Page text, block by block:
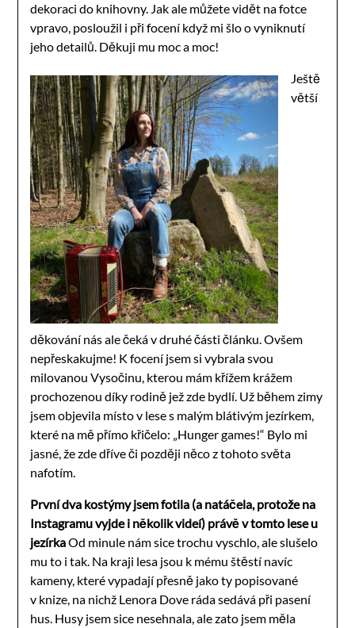
dekoraci do knihovny. Jak ale můžete vidět na fotce
vpravo, posloužil i při focení když mi šlo o vyniknutí
jeho detailů. Děkuji mu moc a moc!
Ještě
větší
děkování nás ale čeká v druhé části článku. Ovšem
nepřeskakujme! K focení jsem si vybrala svou
milovanou Vysočinu, kterou mám křížem krážem
prochozenou díky rodině jež zde bydlí. Už během zimy
jsem objevila místo v lese s malým blátivým jezírkem,
které na mě přímo křičelo: „Hunger games!“ Bylo mi
jasné, že zde dříve či později něco z tohoto světa
nafotím.
První dva kostýmy jsem fotila (a natáčela, protože na
Instagramu vyjde i několik videí) právě v tomto lese u
jezírkaOd minule nám sice trochu vyschlo, ale slušelo
mu to i tak. Na kraji lesa jsou k mému štěstí navíc
kameny, které vypadají přesně jako ty popisované
v knize, na nichž Lenora Dove ráda sedává při pasení
hus. Husy jsem sice nesehnala, ale zato jsem měla